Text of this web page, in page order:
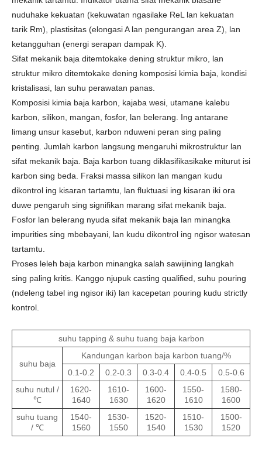
nuduhake kekuatan (kekuwatan ngasilake ReL lan kekuatan
tarik Rm), plastisitas (elongasi A lan pengurangan area Z), lan
ketangguhan (energi serapan dampak K).
Sifat mekanik baja ditemtokake dening struktur mikro, lan
struktur mikro ditemtokake dening komposisi kimia baja, kondisi
kristalisasi, lan suhu perawatan panas.
Komposisi kimia baja karbon, kajaba wesi, utamane kalebu
karbon, silikon, mangan, fosfor, lan belerang. Ing antarane
limang unsur kasebut, karbon nduweni peran sing paling
penting. Jumlah karbon langsung mengaruhi mikrostruktur lan
sifat mekanik baja. Baja karbon tuang diklasifikasikake miturut isi
karbon sing beda. Fraksi massa silikon lan mangan kudu
dikontrol ing kisaran tartamtu, lan fluktuasi ing kisaran iki ora
duwe pengaruh sing signifikan marang sifat mekanik baja.
Fosfor lan belerang nyuda sifat mekanik baja lan minangka
impurities sing mbebayani, lan kudu dikontrol ing ngisor watesan
tartamtu.
Proses leleh baja karbon minangka salah sawijining langkah
sing paling kritis. Kanggo njupuk casting qualified, suhu pouring
(ndeleng tabel ing ngisor iki) lan kacepetan pouring kudu strictly
kontrol.
suhu tapping & suhu tuang baja karbon
suhu baja
Kandungan karbon baja karbon tuang/%
0.1-0.2
0.2-0.3 0.3-0.4 0.4-0.5
0.5-0.6
suhu nutul /
℃
1620-
1640
1610-
1630
1600-
1620
1550-
1610
1580-
1600
suhu tuang
/ ℃
1540-
1560
1530-
1550
1520-
1540
1510-
1530
1500-
1520